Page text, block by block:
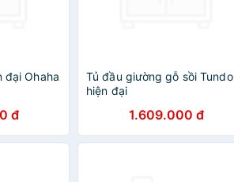
đại Ohaha
đ
Tủ đầu giường gỗ sồi Tundo
hiện đại
1.609.000 đ